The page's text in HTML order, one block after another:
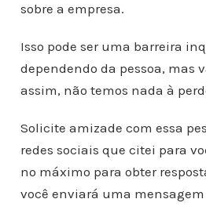
sobre a empresa.
Isso pode ser uma barreira
dependendo da pessoa, mas
assim, não temos nada à
Solicite amizade com essa
redes sociais que citei para
no máximo para obter
você enviará uma